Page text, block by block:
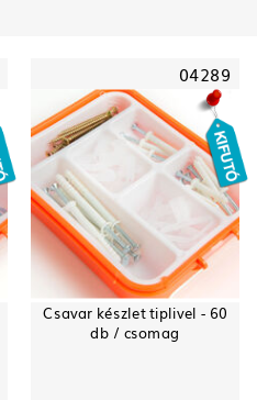
04289
Csavar készlet tiplivel - 60
db / csomag